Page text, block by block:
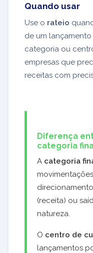
Quando usar
Use o rateio
de um
categoria ou
empresas que
receitas com
Diferença
categoria
A categoria
(receita) ou
natureza.
O centro de
lançamentos